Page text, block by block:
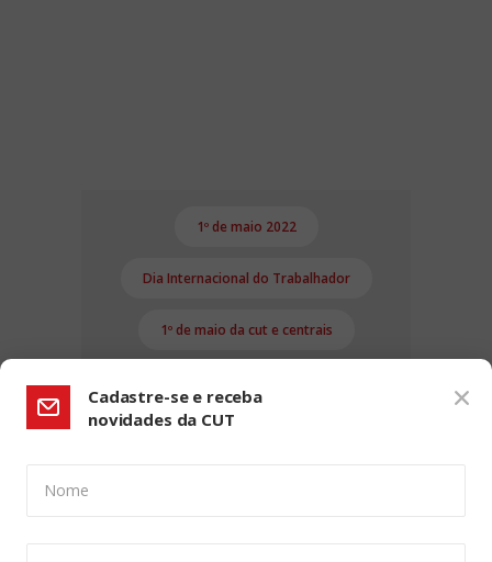
1º de maio 2022
Dia Internacional do Trabalhador
1º de maio da cut e centrais
Cadastre-se e receba
novidades da CUT
Nome